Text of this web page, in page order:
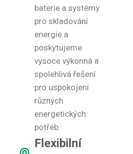
baterie a systémy
pro skladování
energie a
poskytujeme
vysoce výkonná a
spolehlivá řešení
pro uspokojení
různých
energetických
potřeb.
Flexibilní